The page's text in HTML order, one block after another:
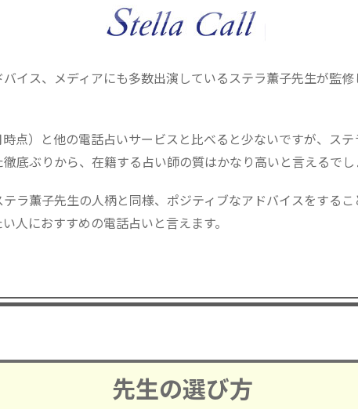
イス、メディアにも多数出演しているステラ薫子先生が監
点）と他の電話占いサービスと比べると少ないですが、ス
底ぶりから、在籍する占い師の質はかなり高いと言えるで
ラ薫子先生の人柄と同様、ポジティブなアドバイスをする
人におすすめの電話占いと言えます。
先生の選び方